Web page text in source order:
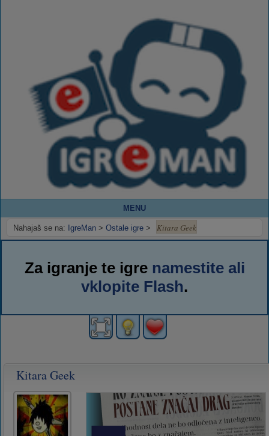
MENU
Nahajaš se na: IgreMan > Ostale igre > Kitara Geek
Za igranje te igre namestite ali
vklopite Flash.
Kitara Geek